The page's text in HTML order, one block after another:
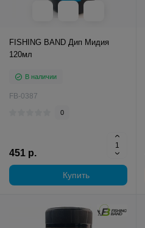
FISHING BAND Дип Мидия
120мл
В наличии
FB-0387
0
451 р.
Купить